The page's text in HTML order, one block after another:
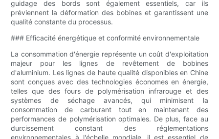
guidage des bords sont également essentiels, car ils
préviennent la déformation des bobines et garantissent une
qualité constante du processus.
### Efficacité énergétique et conformité environnementale
La consommation d'énergie représente un coût d'exploitation
majeur pour les lignes de revêtement de bobines
d'aluminium. Les lignes de haute qualité disponibles en Chine
sont conçues avec des technologies économes en énergie,
telles que des fours de polymérisation infrarouge et des
systèmes de séchage avancés, qui minimisent la
consommation de carburant tout en maintenant des
performances de polymérisation optimales. De plus, face au
durcissement constant des réglementations
environnementales à l'échelle mondiale, il est essentiel de